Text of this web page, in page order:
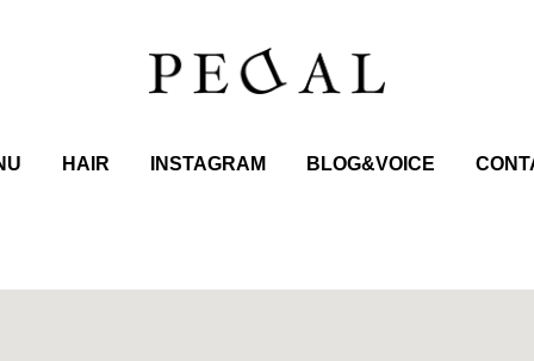
HAIR INSTAGRAM BLOG&VOICE